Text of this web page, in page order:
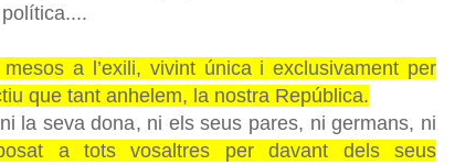
a l’exili, vivint única i exclusivament per
que tant anhelem, la nostra República.
la seva dona, ni els seus pares, ni germans, ni
a tots vosaltres per davant dels seus